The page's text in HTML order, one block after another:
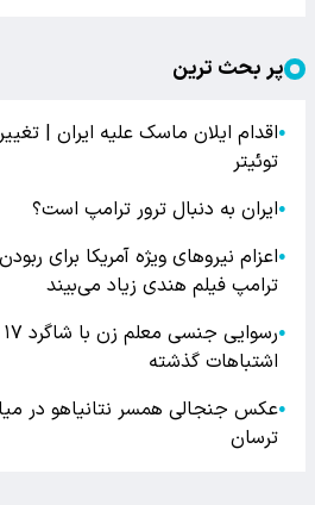
پر بحث ترین
●اقدام ایلان ماسک علیه ایران |
توئیتر
●ایران به دنبال ترور ترامپ است؟
●اعزام نیروهای ویژه آمریکا برای
ترامپ فیلم هندی زیاد می‌بیند
●
اشتباهات گذشته
●عکس جنجالی همسر نتانیاهو در
ترسان